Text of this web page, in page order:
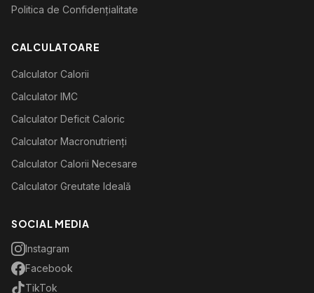
Politica de Confidențialitate
CALCULATOARE
Calculator Calorii
Calculator IMC
Calculator Deficit Caloric
Calculator Macronutrienți
Calculator Calorii Necesare
Calculator Greutate Ideală
SOCIAL MEDIA
Instagram
Facebook
TikTok